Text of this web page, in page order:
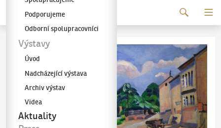
Galerie KODLPodporujeme
Odborní spolupracovníci
Výstavy
Úvod
Nadcházející výstava
Archiv výstav
Videa
Aktuality